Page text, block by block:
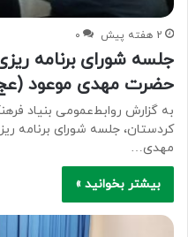
2 هفته پیش ۰
حضرت مهدی موعود
به گزارش روابط‌عمومی بنیاد
مهدی…
بیشتر بخوانید »